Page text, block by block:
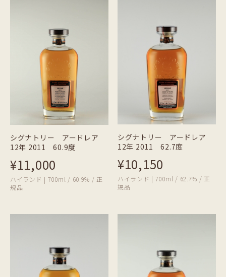
シグナトリー アードレア
12年 2011 60.9度
¥11,000
ハイランド | 700ml / 60.9% / 正
規品
シグナトリー アードレア
12年 2011 62.7度
¥10,150
ハイランド | 700ml / 62.7% / 正
規品